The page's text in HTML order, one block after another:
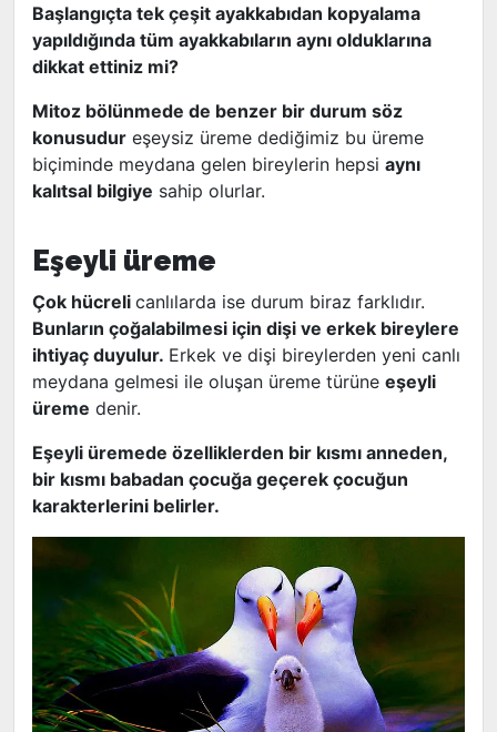
Başlangıçta tek çeşit ayakkabıdan kopyalama
yapıldığında tüm ayakkabıların aynı olduklarına
dikkat ettiniz mi?
Mitoz bölünmede de benzer bir durum söz
konusudur eşeysiz üreme dediğimiz bu üreme
biçiminde meydana gelen bireylerin hepsi aynı
kalıtsal bilgiye sahip olurlar.
Eşeyli üreme
Çok hücreli canlılarda ise durum biraz farklıdır.
Bunların çoğalabilmesi için dişi ve erkek bireylere
ihtiyaç duyulur. Erkek ve dişi bireylerden yeni canlı
meydana gelmesi ile oluşan üreme türüne eşeyli
üreme denir.
Eşeyli üremede özelliklerden bir kısmı anneden,
bir kısmı babadan çocuğa geçerek çocuğun
karakterlerini belirler.